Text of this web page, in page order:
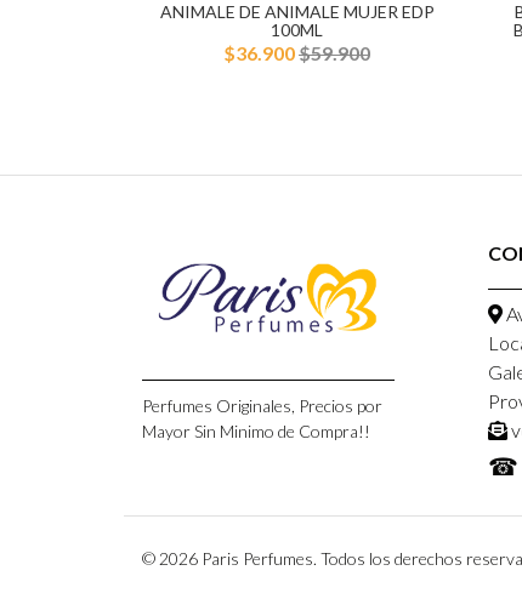
ANIMALE DE ANIMALE MUJER EDP
100ML
$36.900$59.900
Perfumes Originales, Precios por
Mayor Sin Minimo de Compra!!
☎
© 2026 Paris Perfumes. Todos los derechos